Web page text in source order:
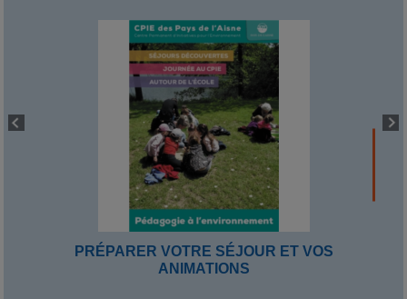
PRÉPARER VOTRE SÉJOUR ET VOS
ANIMATIONS